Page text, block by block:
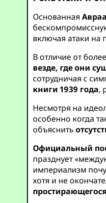
Основанная
включая атаки на
В отличие от
везде, где они
сотрудничая с
книги 1939 года,
Несмотря на
особенно когда
объяснить
Официальный
празднует
империализм
хотя и не